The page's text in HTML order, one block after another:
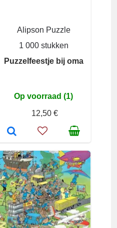
Alipson Puzzle
1 000 stukken
Puzzelfeestje bij oma
Op voorraad (1)
12,50 €